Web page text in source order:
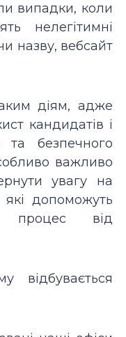
випадки, коли
нелегітимні
назву, вебсайт
діям, адже
кандидатів і
та безпечного
важливо
увагу на
допоможуть
процес від
відбувається